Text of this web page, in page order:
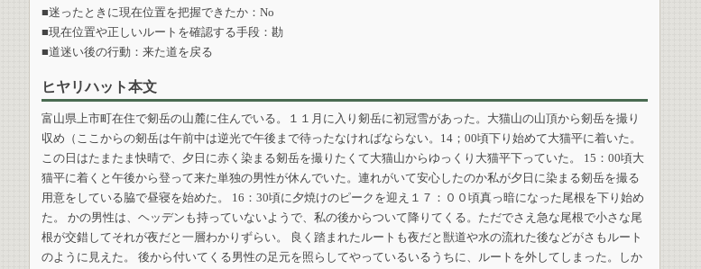
■迷ったときに現在位置を把握できたか：No
■現在位置や正しいルートを確認する手段：勘
■道迷い後の行動：来た道を戻る
ヒヤリハット本文
富山県上市町在住で剱岳の山麓に住んでいる。１１月に入り剱岳に初冠雪があった。大猫山の山頂から剱岳を撮り
収め（ここからの剱岳は午前中は逆光で午後まで待ったなければならない。14；00頃下り始めて大猫平に着いた。
この日はたまたま快晴で、夕日に赤く染まる剱岳を撮りたくて大猫山からゆっくり大猫平下っていた。 15：00頃大
猫平に着くと午後から登って来た単独の男性が休んでいた。連れがいて安心したのか私が夕日に染まる剱岳を撮る
用意をしている脇で昼寝を始めた。 16：30頃に夕焼けのピークを迎え１７：００頃真っ暗になった尾根を下り始め
た。 かの男性は、ヘッデンも持っていないようで、私の後からついて降りてくる。ただでさえ急な尾根で小さな尾
根が交錯してそれが夜だと一層わかりずらい。 良く踏まれたルートも夜だと獣道や水の流れた後などがさもルート
のように見えた。 後から付いてくる男性の足元を照らしてやっているいるうちに、ルートを外してしまった。しか